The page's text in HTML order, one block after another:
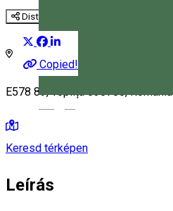
Distribuie
Copied!
E578 89, Toplița 535700, Romania
Keresd térképen
Leírás